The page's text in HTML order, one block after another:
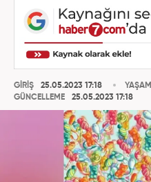
GİRİŞ
25.05.2023 17:18
GÜNCELLEME
25.05.2023 17:18
YAŞAM